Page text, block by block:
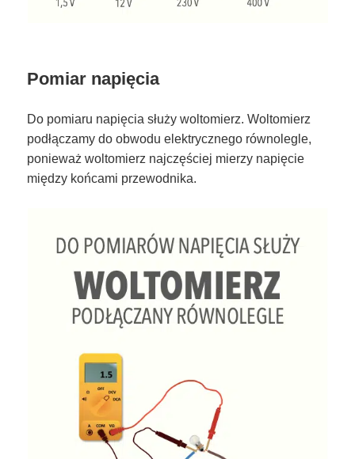
Pomiar napięcia
Do pomiaru napięcia służy woltomierz. Woltomierz
podłączamy do obwodu elektrycznego równolegle,
ponieważ woltomierz najczęściej mierzy napięcie
między końcami przewodnika.